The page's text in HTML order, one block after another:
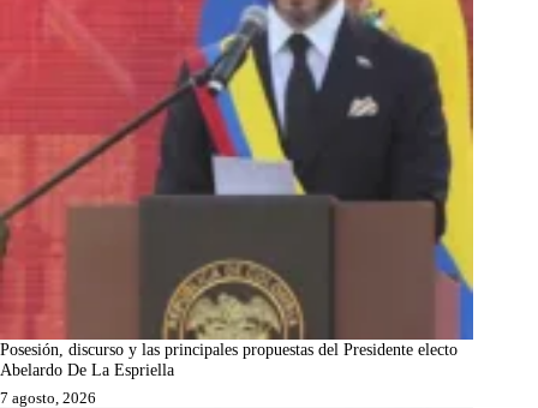
Posesión, discurso y las principales propuestas del Presidente electo
Abelardo De La Espriella
7 agosto, 2026